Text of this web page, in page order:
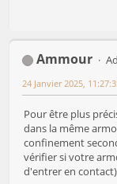
Ammour
24 Janvier 2025,
Pour être plus
dans la même
confinement
vérifier si votre
d'entrer en